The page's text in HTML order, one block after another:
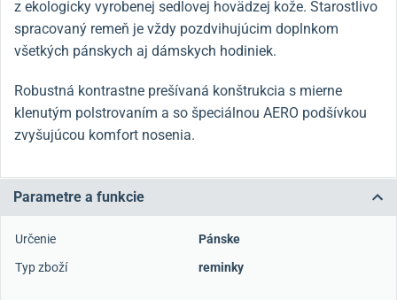
z ekologicky vyrobenej sedlovej hovädzej kože. Starostlivo
spracovaný remeň je vždy pozdvihujúcim doplnkom
všetkých pánskych aj dámskych hodiniek.
Robustná kontrastne prešívaná konštrukcia s mierne
klenutým polstrovaním a so špeciálnou AERO podšívkou
zvyšujúcou komfort nosenia.
Parametre a funkcie
Určenie
Pánske
Typ zboží
reminky